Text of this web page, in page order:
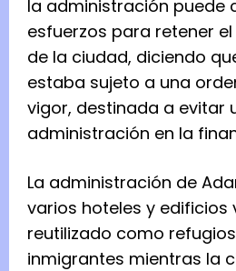
la administración puede
esfuerzos para retener el
de la ciudad, diciendo
estaba sujeto a una
vigor, destinada a evitar
administración en la
La administración de
varios hoteles y edificios
reutilizado como
inmigrantes mientras la